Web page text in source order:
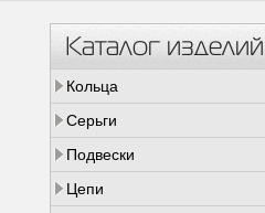
Каталог изделий
Кольца
Серьги
Подвески
Цепи